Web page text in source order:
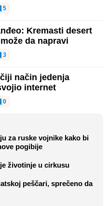
5
Kremasti desert
da napravi
3
način jedenja
internet
0
za ruske vojnike kako bi
pogibije
životinje u cirkusu
peščari, sprečeno da